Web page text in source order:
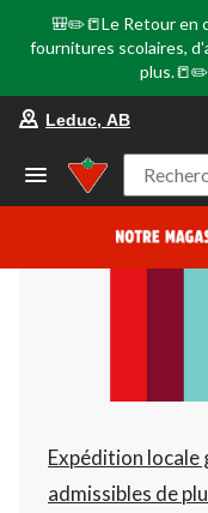
🎒✏️📒Le Retour en
fournitures scolaires,
Leduc, AB
Expédition locale
admissibles de